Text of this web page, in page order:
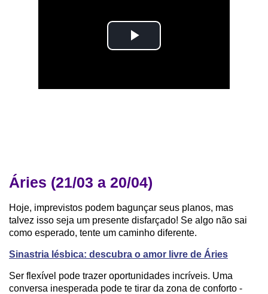
Áries (21/03 a 20/04)
Hoje, imprevistos podem bagunçar seus planos, mas
talvez isso seja um presente disfarçado! Se algo não sai
como esperado, tente um caminho diferente.
Sinastria lésbica: descubra o amor livre de Áries
Ser flexível pode trazer oportunidades incríveis. Uma
conversa inesperada pode te tirar da zona de conforto -